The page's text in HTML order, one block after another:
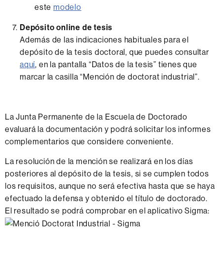
este modelo
Depósito online de tesis
Además de las indicaciones habituales para el
depósito de la tesis doctoral, que puedes consultar
aquí, en la pantalla “Datos de la tesis” tienes que
marcar la casilla “Mención de doctorat industrial”.
La Junta Permanente de la Escuela de Doctorado
evaluará la documentación y podrá solicitar los informes
complementarios que considere conveniente.
La resolución de la mención se realizará en los días
posteriores al depósito de la tesis, si se cumplen todos
los requisitos, aunque no será efectiva hasta que se haya
efectuado la defensa y obtenido el título de doctorado.
El resultado se podrá comprobar en el aplicativo Sigma: